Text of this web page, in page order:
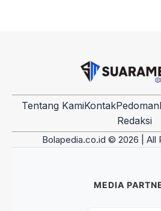
Tentang KamiKontakPedoman
Redaksi
Bolapedia.co.id © 2026 | All
MEDIA